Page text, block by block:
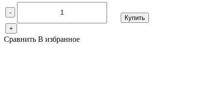
-
+
Купить
Сравнить В избранное